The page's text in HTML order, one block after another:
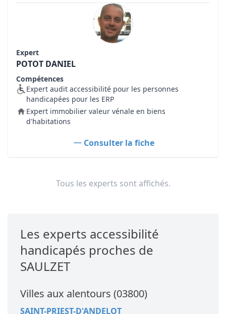
Expert
POTOT DANIEL
Compétences
Expert audit accessibilité pour les personnes
handicapées pour les ERP
Expert immobilier valeur vénale en biens
d'habitations
Consulter la fiche
Tous les experts sont affichés.
Les experts accessibilité
handicapés proches de
SAULZET
Villes aux alentours (03800)
SAINT-PRIEST-D'ANDELOT